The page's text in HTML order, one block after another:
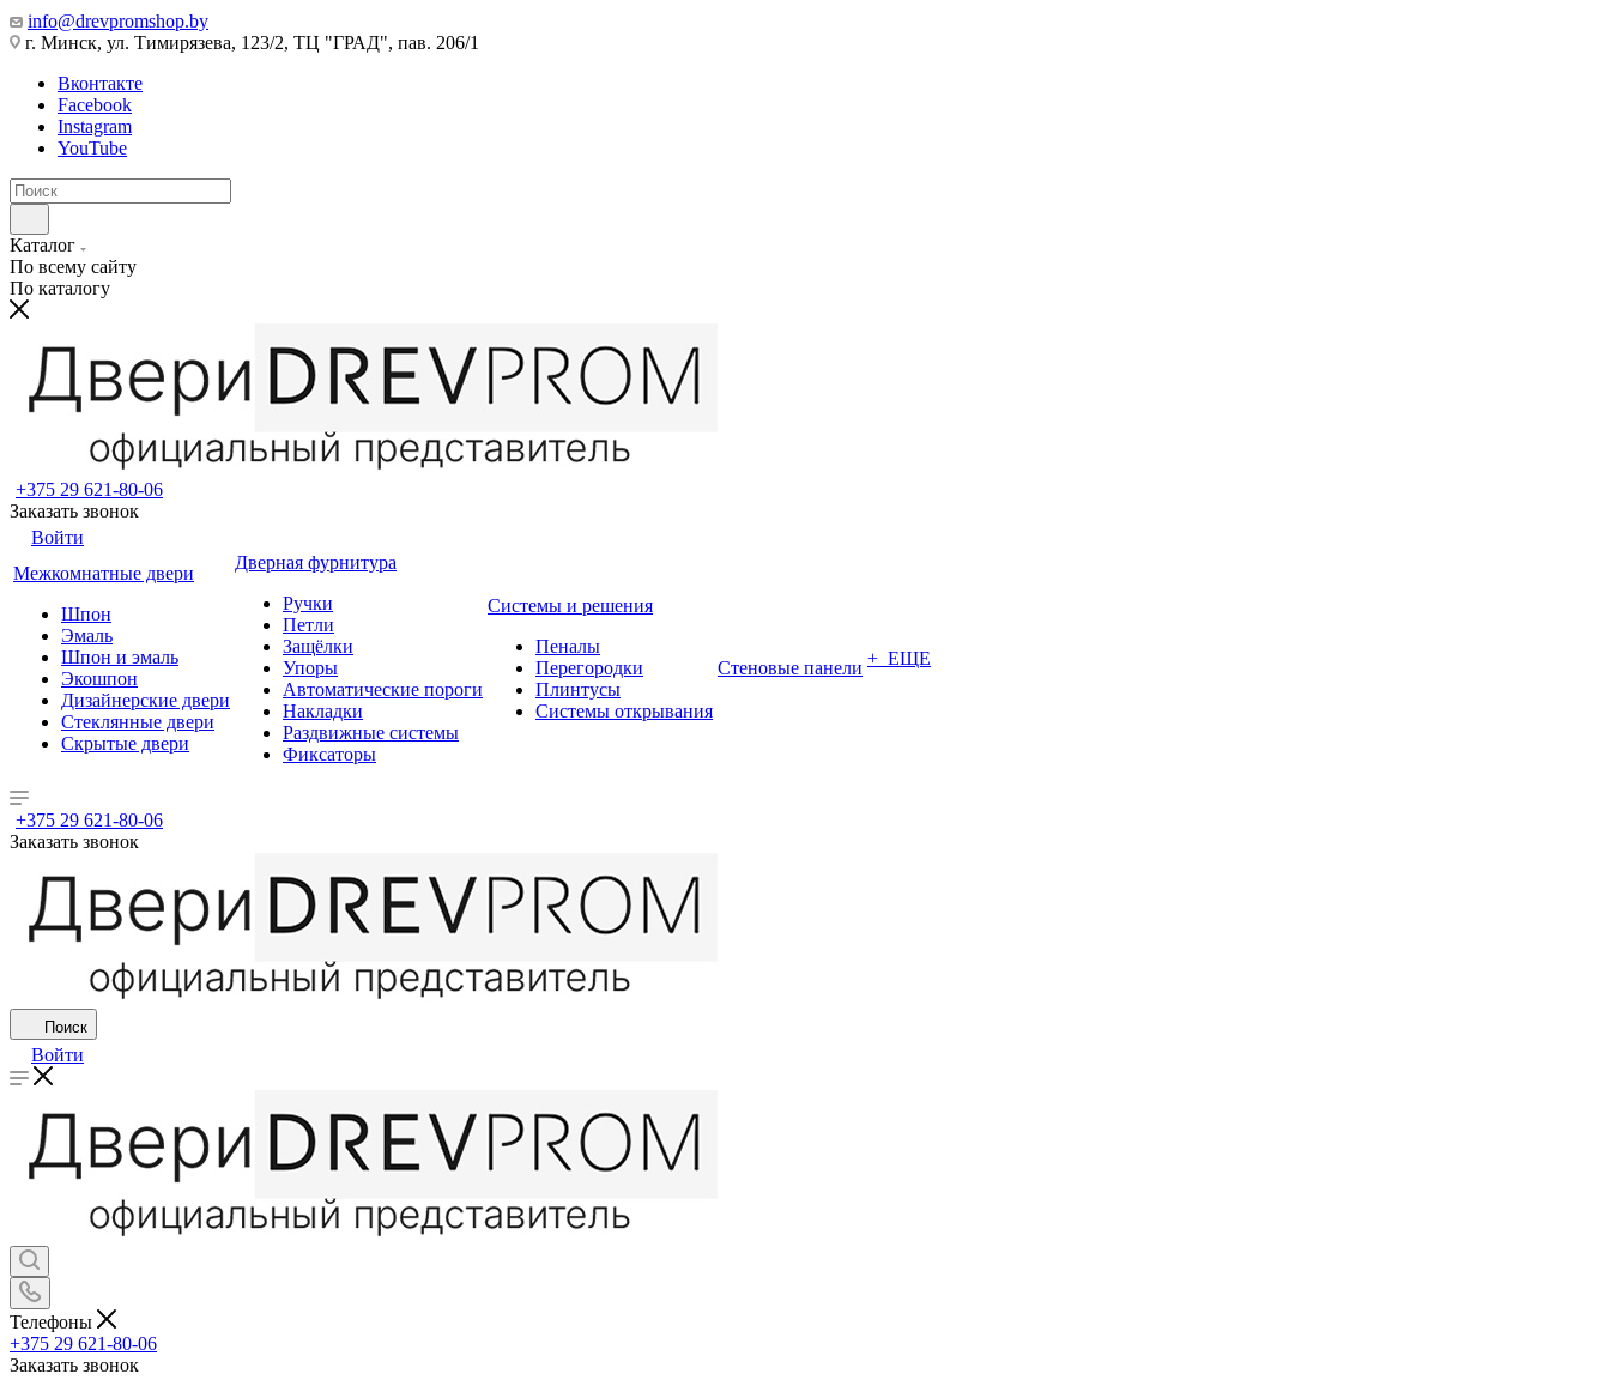
info@drevpromshop.by
г. Минск, ул. Тимирязева, 123/2, ТЦ "ГРАД", пав. 206/1
Вконтакте
Facebook
Instagram
YouTube
Каталог
По всему сайту
По каталогу
+375 29 621-80-06
Заказать звонок
Войти
Межкомнатные двери
Шпон
Эмаль
Шпон и эмаль
Экошпон
Дизайнерские двери
Стеклянные двери
Скрытые двери
Дверная фурнитура
Ручки
Петли
Защёлки
Упоры
Автоматические пороги
Накладки
Раздвижные системы
Фиксаторы
Системы и решения
Пеналы
Перегородки
Плинтусы
Системы открывания
Стеновые панели + ЕЩЕ
+375 29 621-80-06
Заказать звонок
Поиск
Войти
Телефоны
+375 29 621-80-06
Заказать звонок